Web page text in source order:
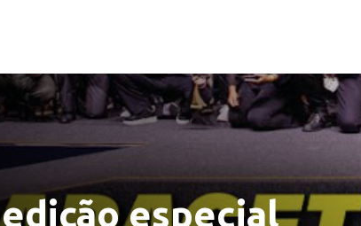
especial